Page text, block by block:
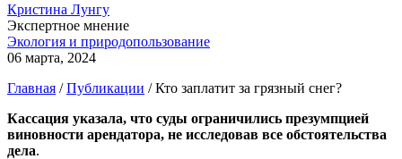
Кристина Лунгу
Экспертное мнение
Экология и природопользование
06 марта, 2024
Главная /Публикации /Кто заплатит за грязный снег?
Кассация указала, что суды ограничились презумпцией
виновности арендатора, не исследовав все обстоятельства
дела.